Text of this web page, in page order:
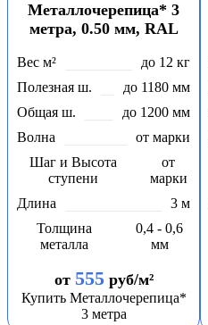
Металлочерепица* 3
метра, 0.50 мм, RAL
Вес м²
до 12 кг
Полезная ш.
до 1180 мм
Общая ш.
до 1200 мм
Волна
от марки
Шаг и Высота
ступени
от
марки
Длина
3 м
Толщина
металла
0,4 - 0,6
мм
от 555руб/м²
Купить Металлочерепица*
3 метра